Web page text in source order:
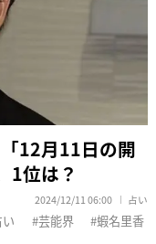
12月11日の開
1位は？
2024/12/11 06:00 占い
芸能界 蝦名里香